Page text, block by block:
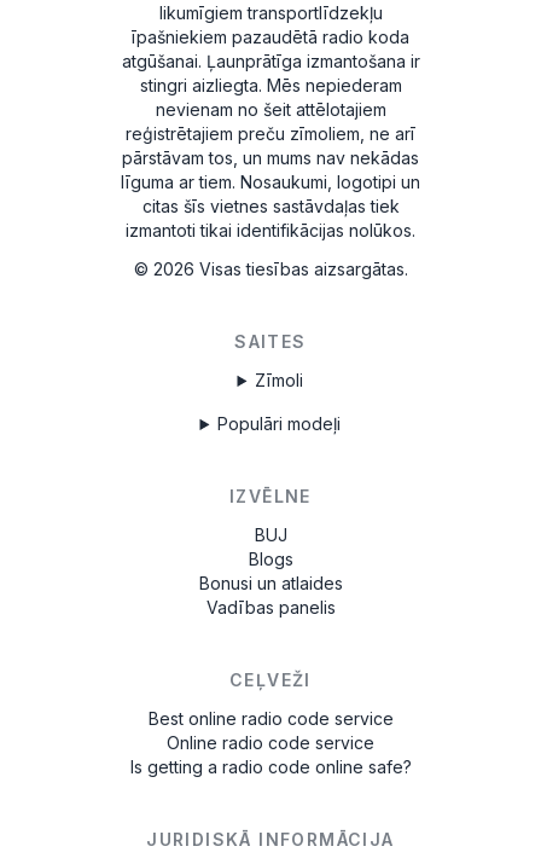
likumīgiem transportlīdzekļu
īpašniekiem pazaudētā radio koda
atgūšanai. Ļaunprātīga izmantošana ir
stingri aizliegta. Mēs nepiederam
nevienam no šeit attēlotajiem
reģistrētajiem preču zīmoliem, ne arī
pārstāvam tos, un mums nav nekādas
līguma ar tiem. Nosaukumi, logotipi un
citas šīs vietnes sastāvdaļas tiek
izmantoti tikai identifikācijas nolūkos.
© 2026 Visas tiesības aizsargātas.
SAITES
Zīmoli
Populāri modeļi
IZVĒLNE
BUJ
Blogs
Bonusi un atlaides
Vadības panelis
CEĻVEŽI
Best online radio code service
Online radio code service
Is getting a radio code online safe?
JURIDISKĀ INFORMĀCIJA